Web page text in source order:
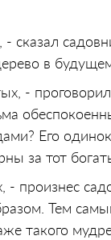
- сказал
в
-
Его
за тот
- произнес
Тем
такого